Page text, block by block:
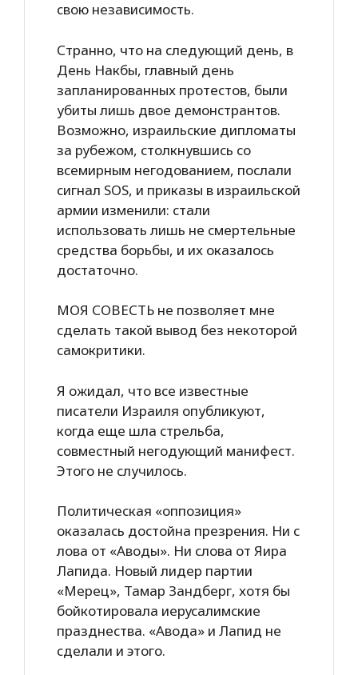
свою независимость.
Странно, что на следующий день, в
День Накбы, главный день
запланированных протестов, были
убиты лишь двое демонстрантов.
Возможно, израильские дипломаты
за рубежом, столкнувшись со
всемирным негодованием, послали
сигнал SOS, и приказы в израильской
армии изменили: стали
использовать лишь не смертельные
средства борьбы, и их оказалось
достаточно.
МОЯ СОВЕСТЬ не позволяет мне
сделать такой вывод без некоторой
самокритики.
Я ожидал, что все известные
писатели Израиля опубликуют,
когда еще шла стрельба,
совместный негодующий манифест.
Этого не случилось.
Политическая «оппозиция»
оказалась достойна презрения. Ни с
лова от «Аводы». Ни слова от Яира
Лапида. Новый лидер партии
«Мерец», Тамар Зандберг, хотя бы
бойкотировала иерусалимские
празднества. «Авода» и Лапид не
сделали и этого.